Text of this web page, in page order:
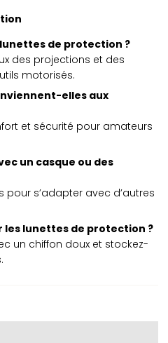
de protection ?
des projections et des
motorisés.
elles aux
et sécurité pour amateurs
un casque ou des
pour s’adapter avec d’autres
lunettes de protection ?
un chiffon doux et stockez-